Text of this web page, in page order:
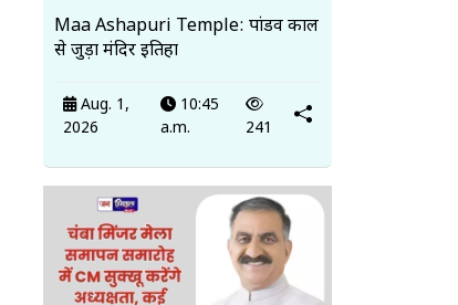
Maa Ashapuri Temple: पांडव काल
से जुड़ा मंदिर इतिहा
Aug. 1,
2026
10:45
a.m.
241